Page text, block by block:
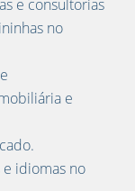
e consultorias
no
e
idiomas no